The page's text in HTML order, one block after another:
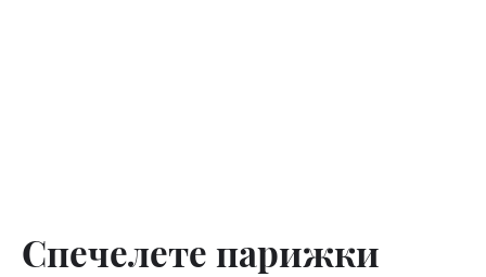
Спечелете парижки